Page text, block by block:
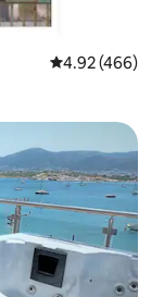
レビュー466
4.92 (466)